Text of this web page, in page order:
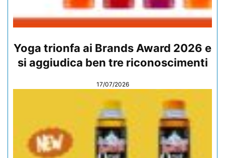
Yoga trionfa ai Brands Award 2026 e
si aggiudica ben tre riconoscimenti
17/07/2026